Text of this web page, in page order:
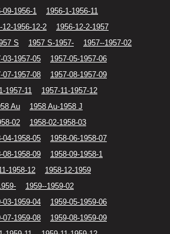
09-1956-1
1956-1-1956-11
12-1956-12-2
1956-12-2-1957
S 1957 S-1957-
1957--1957-02
03-1957-05
1957-05-1957-06
07-1957-08
1957-08-1957-09
1957-11
1957-11-1957-12
Au
1958 Au-1958 J
02
1958-02-1958-03
04-1958-05
1958-06-1958-07
08-1958-09
1958-09-1958-1
1958-12
1958-12-1959
1959--1959-02
03-1959-04
1959-05-1959-06
07-1959-08
1959-08-1959-09